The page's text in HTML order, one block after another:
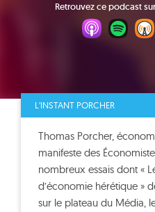
Retrouvez ce podcast
L'INSTANT PORCHER
Thomas Porcher,
manifeste des
nombreux essais dont «
d’économie hérétique »
sur le plateau du Média,